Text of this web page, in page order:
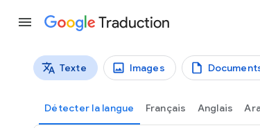
Traduction
Types de traductions
Texte Images
Détecter la langue Français Anglais